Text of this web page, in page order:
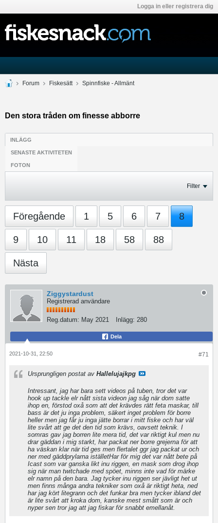
Logga in eller registrera dig
Forum Fiskesätt Spinnfiske - Allmänt
Den stora tråden om finesse abborre
INLÄGG
SENASTE AKTIVITETEN
FOTON
Filter
Föregående 1 5 6 7 8
9 10 11 18 58 88
Nästa
Ziggystardust
Registrerad användare
Reg.datum: May 2021 Inlägg: 280
Dela
#71
2021-10-31, 22:50
Ursprungligen postat av Hallelujajkpg
Intressant, jag har bara sett videos på tuben, tror det var
hook up tackle elr nått sista videon jag såg när dom satte
ihop en, förstod oxå som att det krävdes rätt feta maskar, till
bass är det ju inga problem, säkert inget problem för borre
heller men jag får ju inga jätte borrar i mitt fiske och har väl
lite svårt att ge det den tid som krävs, oavsett teknik. I
somras gav jag borren lite mera tid, det var riktigt kul men nu
drar gäddan i mig starkt, har packat ner borre grejerna för att
ha väskan klar när tid ges men flertalet ggr jag packat ur och
ner med gäddprylarna iställetHar för mig det var nått bete på
Icast som var ganska likt inu riggen, en mask som drog ihop
sig när man twitchade med spöet, minns inte vad för märke
elr namn på den bara. Jag tycker inu riggen ser jävligt het ut
men finns många andra tekniker som oxå är riktigt heta, ned
har jag kört litegrann och det funkar bra men tycker ibland det
är lite svårt att kroka dom, kanske mest smått som är och
nyper sen tror jag att jag fiskar för snabbt emellanåt.